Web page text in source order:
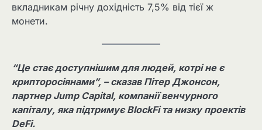
вкладникам річну дохідність 7,5% від тієї ж
монети.
“Це стає доступнішим для людей, котрі не є
крипторосіянами”, – сказав Пітер Джонсон,
партнер Jump Capital, компанії венчурного
капіталу, яка підтримує BlockFi та низку проектів
DeFi.